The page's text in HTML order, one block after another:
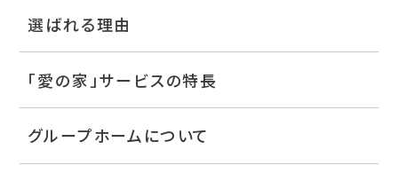
選ばれる理由
「愛の家」サービスの特長
グループホームについて